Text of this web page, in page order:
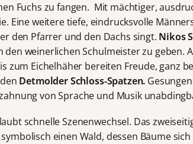
Fuchs zu fangen. Mit mächtiger,
Eine weitere tiefe, eindrucksvolle
den Pfarrer und den Dachs singt. Nikos
weinerlichen Schulmeister zu geben.
zum Eichelhäher bereiten Freude, ganz
Detmolder Schloss-Spatzen.
von Sprache und Musik
schnelle Szenenwechsel. Das
einen Wald, dessen Bäume